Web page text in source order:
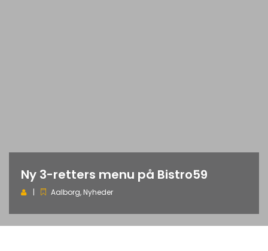
Ny 3-retters menu på Bistro59
Aalborg, Nyheder